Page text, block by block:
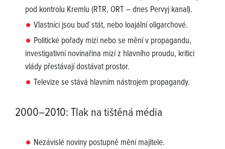
pod kontrolu Kremlu (RTR, ORT – dnes Pervyj kanal).
Vlastníci jsou buď stát, nebo loajální oligarchové.
Politické pořady mizí nebo se mění v propagandu,
investigativní novinařina mizí z hlavního proudu, kritici
vlády přestávají dostávat prostor.
Televize se stává hlavním nástrojem propagandy.
2000–2010: Tlak na tištěná média
Nezávislé noviny postupně mění majitele.